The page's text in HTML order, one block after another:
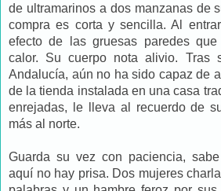
de ultramarinos a dos manzanas de
compra es corta y sencilla. Al
efecto de las gruesas paredes
calor. Su cuerpo nota alivio. Tras
Andalucía, aún no ha sido capaz de
de la tienda instalada en una casa
enrejadas, le lleva al recuerdo de
más al norte.
Guarda su vez con paciencia,
aquí no hay prisa. Dos mujeres